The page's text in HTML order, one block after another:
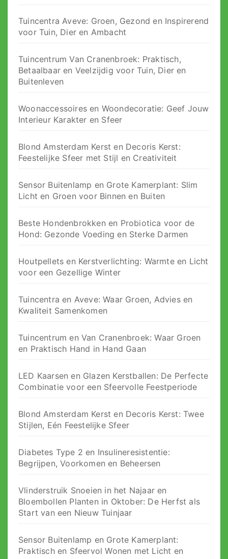
Tuincentra Aveve: Groen, Gezond en Inspirerend
voor Tuin, Dier en Ambacht
Tuincentrum Van Cranenbroek: Praktisch,
Betaalbaar en Veelzijdig voor Tuin, Dier en
Buitenleven
Woonaccessoires en Woondecoratie: Geef Jouw
Interieur Karakter en Sfeer
Blond Amsterdam Kerst en Decoris Kerst:
Feestelijke Sfeer met Stijl en Creativiteit
Sensor Buitenlamp en Grote Kamerplant: Slim
Licht en Groen voor Binnen en Buiten
Beste Hondenbrokken en Probiotica voor de
Hond: Gezonde Voeding en Sterke Darmen
Houtpellets en Kerstverlichting: Warmte en Licht
voor een Gezellige Winter
Tuincentra en Aveve: Waar Groen, Advies en
Kwaliteit Samenkomen
Tuincentrum en Van Cranenbroek: Waar Groen
en Praktisch Hand in Hand Gaan
LED Kaarsen en Glazen Kerstballen: De Perfecte
Combinatie voor een Sfeervolle Feestperiode
Blond Amsterdam Kerst en Decoris Kerst: Twee
Stijlen, Eén Feestelijke Sfeer
Diabetes Type 2 en Insulineresistentie:
Begrijpen, Voorkomen en Beheersen
Vlinderstruik Snoeien in het Najaar en
Bloembollen Planten in Oktober: De Herfst als
Start van een Nieuw Tuinjaar
Sensor Buitenlamp en Grote Kamerplant:
Praktisch en Sfeervol Wonen met Licht en